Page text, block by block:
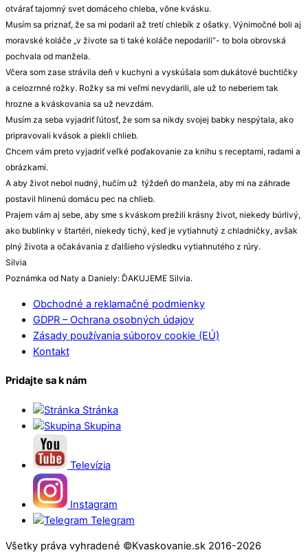
otvárať tajomný svet domáceho chleba, vône kvásku.
Musím sa priznať, že sa mi podaril až tretí chlebík z ošatky. Výnimočné boli aj
moravské koláče „v živote sa ti také koláče nepodarili“- to bola obrovská
pochvala od manžela.
Včera som zase strávila deň v kuchyni a vyskúšala som dukátové buchtičky
a celozrnné rožky. Rožky sa mi veľmi nevydarili, ale už to neberiem tak
hrozne a kváskovania sa už nevzdám.
Musím za seba vyjadriť ľútosť, že som sa nikdy svojej babky nespýtala, ako
pripravovali kvások a piekli chlieb.
Chcem vám preto vyjadriť veľké poďakovanie za knihu s receptami, radami a
obrázkami.
A aby život nebol nudný, hučím už týždeň do manžela, aby mi na záhrade
postavil hlinenú domácu pec na chlieb.
Prajem vám aj sebe, aby sme s kváskom prežili krásny život, niekedy búrlivý,
ako bublinky v štartéri, niekedy tichý, keď je vytiahnutý z chladničky, avšak
plný života a očakávania z ďalšieho výsledku vytiahnutého z rúry.
Silvia
Poznámka od Naty a Daniely: ĎAKUJEME Silvia.
Obchodné a reklamačné podmienky
GDPR – Ochrana osobných údajov
Zásady používania súborov cookie (EÚ)
Kontakt
Pridajte sa k nám
Stránka
Skupina
Televízia
Instagram
Telegram
Všetky práva vyhradené ©Kvaskovanie.sk 2016-2026